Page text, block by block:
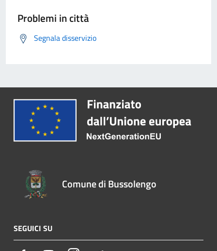
Problemi in città
Segnala disservizio
Comune di Bussolengo
SEGUICI SU